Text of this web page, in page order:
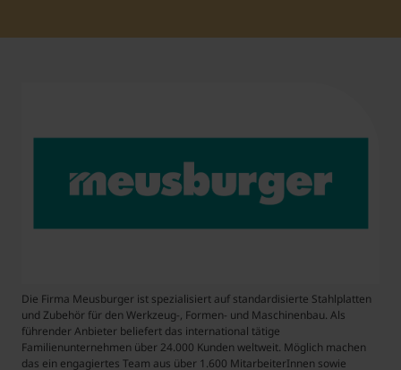
Student Support
Accommodation
Internationalization @ Home
Staff Week 2026
Die Firma Meusburger ist spezialisiert auf standardisierte Stahlplatten
und Zubehör für den Werkzeug-, Formen- und Maschinenbau. Als
führender Anbieter beliefert das international tätige
Familienunternehmen über 24.000 Kunden weltweit. Möglich machen
das ein engagiertes Team aus über 1.600 MitarbeiterInnen sowie